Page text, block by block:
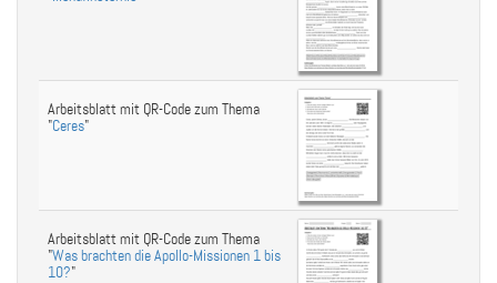
Arbeitsblatt mit QR-Code zum Thema
"Ceres"
Arbeitsblatt mit QR-Code zum Thema
"Was brachten die Apollo-Missionen 1 bis
10?"